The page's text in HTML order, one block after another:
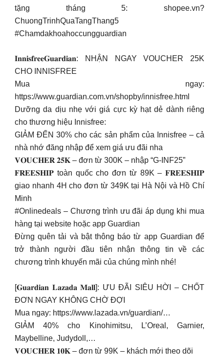
tặng tháng 5: shopee.vn?
ChuongTrinhQuaTangThang5
#Chamdakhoahoccungguardian
𝐈𝐧𝐧𝐢𝐬𝐟𝐫𝐞𝐞𝐆𝐮𝐚𝐫𝐝𝐢𝐚𝐧: NHẬN NGAY VOUCHER 25K
CHO INNISFREE
Mua ngay:
https://www.guardian.com.vn/shopby/innisfree.html
Dưỡng da dịu nhẹ với giá cực kỳ hạt dẻ dành riêng
cho thương hiệu Innisfree:
GIẢM ĐẾN 30% cho các sản phẩm của Innisfree – cả
nhà nhớ đăng nhập để xem giá ưu đãi nha
𝐕𝐎𝐔𝐂𝐇𝐄𝐑 𝟐𝟓𝐊 – đơn từ 300K – nhập “G-INF25”
𝐅𝐑𝐄𝐄𝐒𝐇𝐈𝐏 toàn quốc cho đơn từ 89K – 𝐅𝐑𝐄𝐄𝐒𝐇𝐈𝐏
giao nhanh 4H cho đơn từ 349K tại Hà Nội và Hồ Chí
Minh
#Onlinedeals – Chương trình ưu đãi áp dụng khi mua
hàng tại website hoặc app Guardian
Đừng quên tải và bật thông báo từ app Guardian để
trở thành người đầu tiên nhận thông tin về các
chương trình khuyến mãi của chúng mình nhé!
[𝐆𝐮𝐚𝐫𝐝𝐢𝐚𝐧 𝐋𝐚𝐳𝐚𝐝𝐚 𝐌𝐚𝐥𝐥]: ƯU ĐÃI SIÊU HỜI – CHỐT
ĐƠN NGAY KHÔNG CHỜ ĐỢI
Mua ngay: https://www.lazada.vn/guardian/…
GIẢM 40% cho Kinohimitsu, L’Oreal, Garnier,
Maybelline, Judydoll,…
𝐕𝐎𝐔𝐂𝐇𝐄𝐑 𝟏𝟎𝐊 – đơn từ 99K – khách mới theo dõi